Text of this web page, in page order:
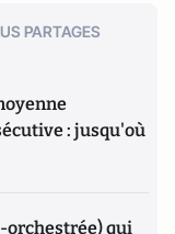
des frères
de
PARTAGES
: jusqu'où
orchestrée) qui